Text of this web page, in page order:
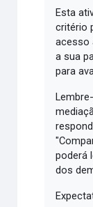
Esta
critério
acesso
a sua
para
poderá
dos